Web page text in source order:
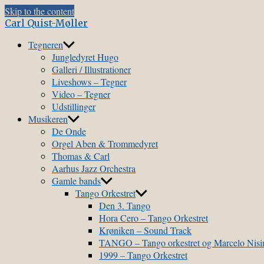
Skip to the content
Carl Quist-Møller
Tegneren
Jungledyret Hugo
Galleri / Illustrationer
Liveshows – Tegner
Video – Tegner
Udstillinger
Musikeren
De Onde
Orgel Aben & Trommedyret
Thomas & Carl
Aarhus Jazz Orchestra
Gamle bands
Tango Orkestret
Den 3. Tango
Hora Cero – Tango Orkestret
Krøniken – Sound Track
TANGO – Tango orkestret og Marcelo
1999 – Tango Orkestret